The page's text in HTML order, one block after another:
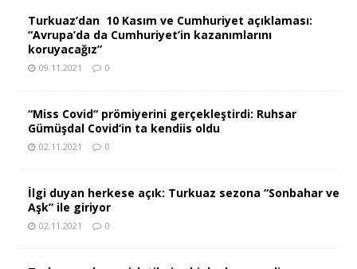
Turkuaz’dan 10 Kasım ve Cumhuriyet açıklaması:
“Avrupa’da da Cumhuriyet’in kazanımlarını
koruyacağız”
09.11.2021 0
“Miss Covid“ prömiyerini gerçekleştirdi: Ruhsar
Gümüşdal Covid‘in ta kendiis oldu
02.11.2021 0
İlgi duyan herkese açık: Turkuaz sezona “Sonbahar ve
Aşk” ile giriyor
02.11.2021 0